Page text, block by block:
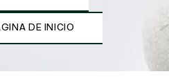
DE INICIO